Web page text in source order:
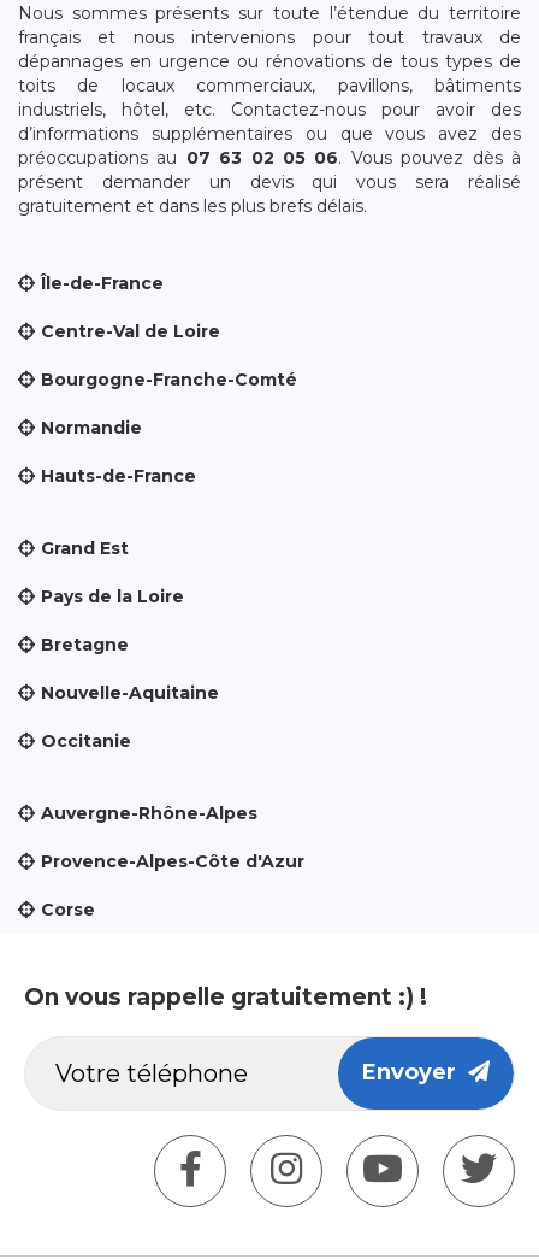
Nous sommes présents sur toute l’étendue du territoire
français et nous intervenions pour tout travaux de
dépannages en urgence ou rénovations de tous types de
toits de locaux commerciaux, pavillons, bâtiments
industriels, hôtel, etc. Contactez-nous pour avoir des
d’informations supplémentaires ou que vous avez des
préoccupations au 07 63 02 05 06. Vous pouvez dès à
présent demander un devis qui vous sera réalisé
gratuitement et dans les plus brefs délais.
Île-de-France
Centre-Val de Loire
Bourgogne-Franche-Comté
Normandie
Hauts-de-France
Grand Est
Pays de la Loire
Bretagne
Nouvelle-Aquitaine
Occitanie
Auvergne-Rhône-Alpes
Provence-Alpes-Côte d'Azur
Corse
On vous rappelle gratuitement :) !
Envoyer